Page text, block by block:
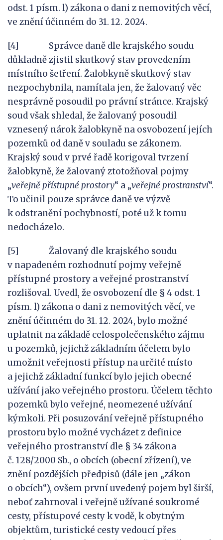
odst. 1 písm. l) zákona o dani z nemovitých věcí,
ve znění účinném do 31. 12. 2024.
[4] Správce daně dle krajského soudu
důkladně zjistil skutkový stav provedením
místního šetření. Žalobkyně skutkový stav
nezpochybnila, namítala jen, že žalovaný věc
nesprávně posoudil po právní stránce. Krajský
soud však shledal, že žalovaný posoudil
vznesený nárok žalobkyně na osvobození jejích
pozemků od daně v souladu se zákonem.
Krajský soud v prvé řadě korigoval tvrzení
žalobkyně, že žalovaný ztotožňoval pojmy
„veřejně přístupnéprostory“ a „veřejné prostranství“.
To učinil pouze správce daně ve výzvě
k odstranění pochybností, poté už k tomu
nedocházelo.
[5] Žalovaný dle krajského soudu
v napadeném rozhodnutí pojmy veřejně
přístupné prostory a veřejné prostranství
rozlišoval. Uvedl, že osvobození dle § 4 odst. 1
písm. l) zákona o dani z nemovitých věcí, ve
znění účinném do 31. 12. 2024, bylo možné
uplatnit na základě celospolečenského zájmu
u pozemků, jejichž základním účelem bylo
umožnit veřejnosti přístup na určité místo
a jejichž základní funkcí bylo jejich obecné
užívání jako veřejného prostoru. Účelem těchto
pozemků bylo veřejné, neomezené užívání
kýmkoli. Při posuzování veřejně přístupného
prostoru bylo možné vycházet z definice
veřejného prostranství dle § 34 zákona
č. 128/2000 Sb., o obcích (obecní zřízení), ve
znění pozdějších předpisů (dále jen „zákon
o obcích“), ovšem první uvedený pojem byl širší,
neboť zahrnoval i veřejně užívané soukromé
cesty, přístupové cesty k vodě, k obytným
objektům, turistické cesty vedoucí přes